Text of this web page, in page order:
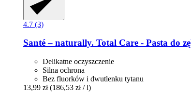
4.7 (3)
Santé – naturally. Total Care -​ Pasta do
Delikatne oczyszczenie
Silna ochrona
Bez fluorków i dwutlenku tytanu
13,99 zł (186,53 zł / l)